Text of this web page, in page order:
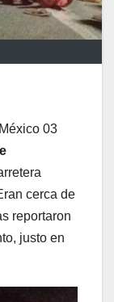
03
cerca de
reportaron
justo en